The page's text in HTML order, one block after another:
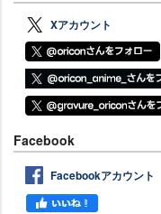
Xアカウント
Facebook
Facebookアカウント